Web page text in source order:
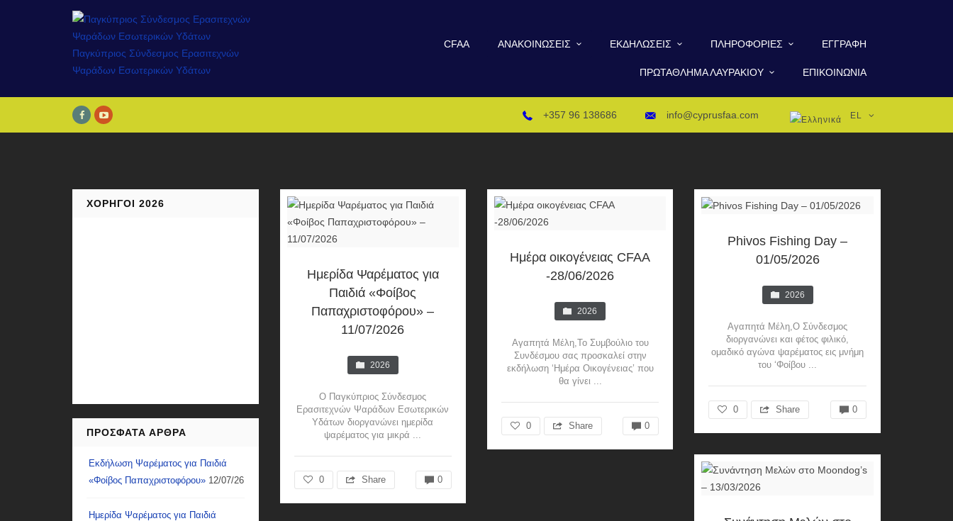
CFAA ΑΝΑΚΟΙΝΏΣΕΙΣ ΕΚΔΗΛΏΣΕΙΣ ΠΛΗΡΟΦΟΡΊΕΣ ΕΓΓΡΑΦΉ
ΠΡΩΤΆΘΛΗΜΑ ΛΑΥΡΑΚΙΟΎ ΕΠΙΚΟΙΝΩΝΊΑ
+357 96 138686 info@cyprusfaa.com EL
ΧΟΡΗΓΟΊ 2026
ΠΡΌΣΦΑΤΑ ΆΡΘΡΑ
Εκδήλωση Ψαρέματος για Παιδιά
«Φοίβος Παπαχριστοφόρου» 12/07/26
Ημερίδα Ψαρέματος για Παιδιά
Ημερίδα Ψαρέματος για
Παιδιά «Φοίβος
Παπαχριστοφόρου» –
11/07/2026
2026
Ο Παγκύπριος Σύνδεσμος
Ερασιτεχνών Ψαράδων Εσωτερικών
Υδάτων διοργανώνει ημερίδα
ψαρέματος για μικρά ...
0 Share 0
Ημέρα οικογένειας CFAA
-28/06/2026
2026
Αγαπητά Μέλη,Το Συμβούλιο του
Συνδέσμου σας προσκαλεί στην
εκδήλωση ‘Ημέρα Οικογένειας’ που
θα γίνει ...
0 Share 0
Phivos Fishing Day –
01/05/2026
2026
Αγαπητά Μέλη,Ο Σύνδεσμος
διοργανώνει και φέτος φιλικό,
ομαδικό αγώνα ψαρέματος εις μνήμη
του ‘Φοίβου ...
0 Share 0